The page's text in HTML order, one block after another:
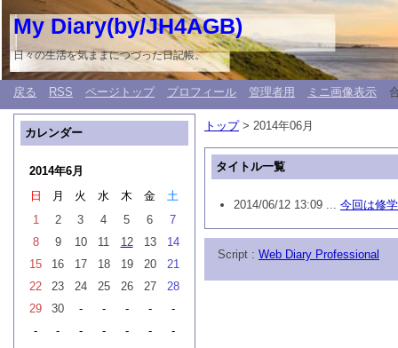
My Diary(by/JH4AGB)
日々の生活を気ままにつづった日記帳。
戻る RSS ページトップ プロフィール 管理者用 ミニ画像表示
トップ> 2014年06月
タイトル一覧
2014/06/12 13:09 ... 今回は修
カレンダー
2014年6月
日
月 火 水 木 金
土
1
2 3 4 5 6
7
8
9 10 11 12 13
14
15
16 17 18 19 20
21
22
23 24 25 26 27
28
29
30 - - - -
-
-
- - - - -
-
Script : Web Diary Professional